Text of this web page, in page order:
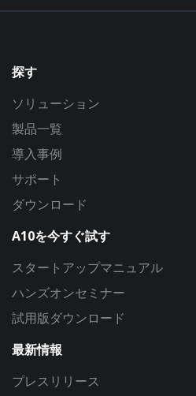
探す
ソリューション
製品一覧
導入事例
サポート
ダウンロード
A10を今すぐ試す
スタートアップマニュアル
ハンズオンセミナー
試用版ダウンロード
最新情報
プレスリリース